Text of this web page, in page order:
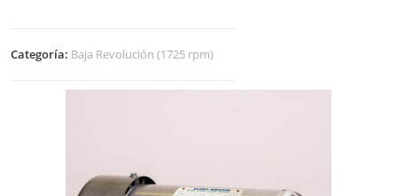
Categoría: Baja Revolución (1725 rpm)